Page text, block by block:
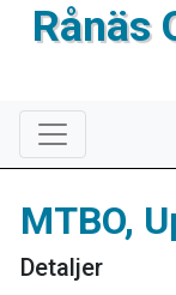
Rånäs
MTBO,
Detaljer